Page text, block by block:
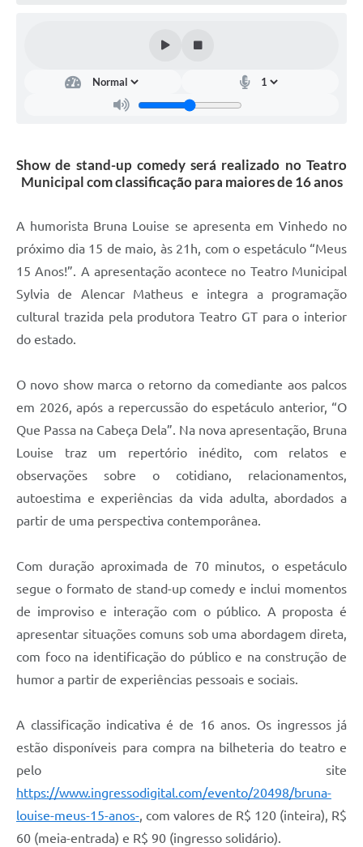
Sistema de Protocolo
Listagem dos CEPs de Vinhedo
Acesso à Informação
Contratos
Associação dos Servidores Públicos Municipais de
Vinhedo
Audiências Públicas
Arquivos para Download
Galeria de Vídeos
Contas Públicas
Legislação
Serviços Online
Show de stand-up comedy será realizado no Teatro
Municipal com classificação para maiores de 16 anos
A humorista Bruna Louise se apresenta em Vinhedo no
próximo dia 15 de maio, às 21h, com o espetáculo “Meus
15 Anos!”. A apresentação acontece no Teatro Municipal
Sylvia de Alencar Matheus e integra a programação
cultural trazida pela produtora Teatro GT para o interior
do estado.
O novo show marca o retorno da comediante aos palcos
em 2026, após a repercussão do espetáculo anterior, “O
Que Passa na Cabeça Dela”. Na nova apresentação, Bruna
Louise traz um repertório inédito, com relatos e
observações sobre o cotidiano, relacionamentos,
autoestima e experiências da vida adulta, abordados a
partir de uma perspectiva contemporânea.
Com duração aproximada de 70 minutos, o espetáculo
segue o formato de stand-up comedy e inclui momentos
de improviso e interação com o público. A proposta é
apresentar situações comuns sob uma abordagem direta,
com foco na identificação do público e na construção de
humor a partir de experiências pessoais e sociais.
A classificação indicativa é de 16 anos. Os ingressos já
estão disponíveis para compra na bilheteria do teatro e
pelo site
https://www.ingressodigital.com/evento/20498/bruna-
louise-meus-15-anos-, com valores de R$ 120 (inteira), R$
60 (meia-entrada) e R$ 90 (ingresso solidário).